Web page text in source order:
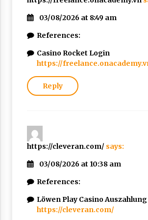
03/08/2026 at 8:49 am
References:
Casino Rocket Login
https://
Reply
https://cleveran.com/ says:
03/08/2026 at 10:38 am
References:
Löwen Play Casino Auszahlung
https://cleveran.com/